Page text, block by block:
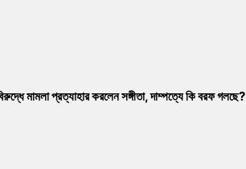
মামলা প্রত্যাহার করলেন সঙ্গীতা, দাম্পত্যে কি বরফ গলছে?